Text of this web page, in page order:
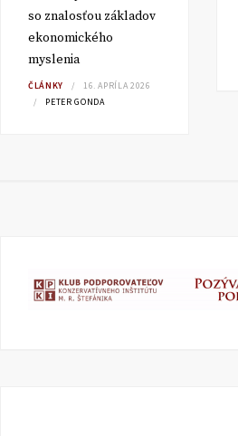
so znalosťou základov
ekonomického
myslenia
ČLÁNKY
16. APRÍLA 2026
PETER GONDA